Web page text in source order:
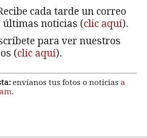
cada tarde un correo
últimas noticias (clic aquí).
para ver nuestros
(clic aquí).
envíanos tus fotos o noticias a
.